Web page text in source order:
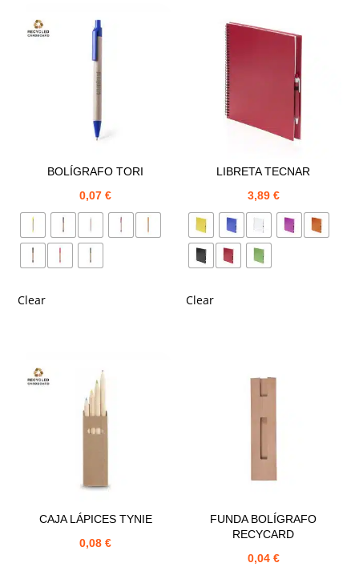
BOLÍGRAFO TORI
0,07€
Clear
LIBRETA TECNAR
3,89 €
Clear
CAJA LÁPICES TYNIE
0,08€
FUNDA BOLÍGRAFO
RECYCARD
0,04 €